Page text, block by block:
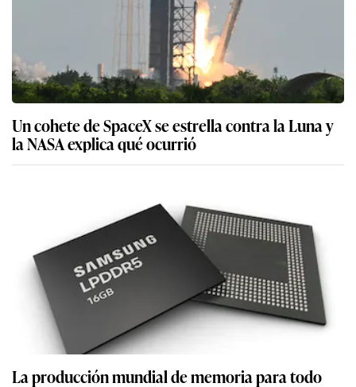
Un cohete de SpaceX se estrella contra la Luna y
la NASA explica qué ocurrió
La producción mundial de memoria para todo